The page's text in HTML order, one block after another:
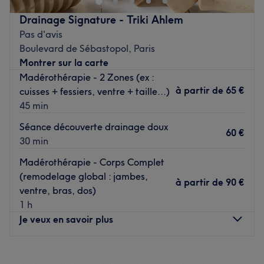
les prestations de maquillage.
n'attend pas !
Transports publics les plus proches :
Tout près de la station de métro Arts et Métiers.
L’équipe :
Une équipe de professionnels est ravi de partager son
savoir-faire.
Nos coups de cœur :
L’atmosphère : lorsque vous poussez les portes de ce
magnifique établissement, vous prenez place dans un
lieu apaisant, calme et propice à un moment intense de
Drainage Signature - Triki Ahlem
Pas d'avis
Boulevard de Sébastopol, Paris
Montrer sur la carte
Madérothérapie - 2 Zones (ex :
cuisses + fessiers, ventre + taille...)
45 min
à partir de 65 €
Séance découverte drainage doux
30 min
60 €
Madérothérapie - Corps Complet
(remodelage global : jambes,
ventre, bras, dos)
1 h
à partir de 90 €
Je veux en savoir plus